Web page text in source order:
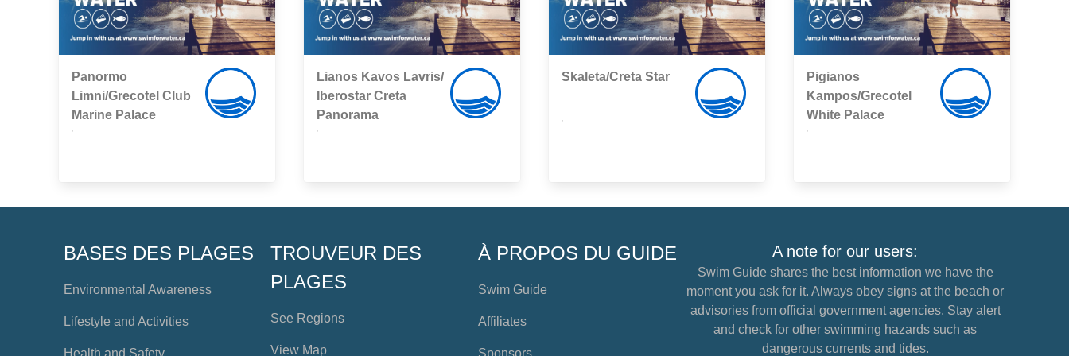
Panormo
Limni/Grecotel Club
Marine Palace
Lianos Kavos Lavris/
Iberostar Creta
Panorama
Skaleta/Creta Star
Pigianos
Kampos/Grecotel
White Palace
BASES DES PLAGES
Environmental Awareness
Lifestyle and Activities
Health and Safety
TROUVEUR DES
PLAGES
See Regions
View Map
À PROPOS DU GUIDE
Swim Guide
Affiliates
Sponsors
A note for our users:
Swim Guide shares the best information we have the
moment you ask for it. Always obey signs at the beach or
advisories from official government agencies. Stay alert
and check for other swimming hazards such as
dangerous currents and tides.